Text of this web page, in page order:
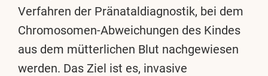
Verfahren der Pränataldiagnostik, bei dem
Chromosomen-Abweichungen des Kindes
aus dem mütterlichen Blut nachgewiesen
werden. Das Ziel ist es, invasive